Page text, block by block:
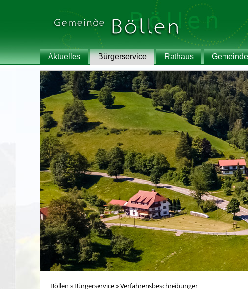
Aktuelles Bürgerservice Rathaus
Böllen » Bürgerservice»Verfahrensbeschreibungen